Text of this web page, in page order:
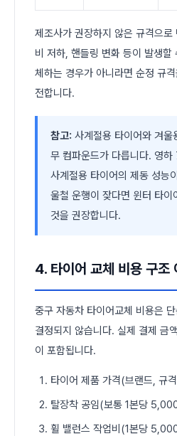
제조사가 권장하지 않은 규격으
비 저하, 핸들링 변화 등이 발생
체하는 경우가 아니라면 순정 규
전합니다.
참고: 사계절용 타이어와 겨
무 컴파운드가 다릅니다. 영
사계절용 타이어의 제동 성능
울철 운행이 잦다면 윈터 타이
것을 권장합니다.
4. 타이어 교체 비용 구조
중구 자동차 타이어교체 비용은
결정되지 않습니다. 실제 결제 금
이 포함됩니다.
타이어 제품 가격(브랜드, 규
탈장착 공임(보통 1본당
휠 밸런스 작업비(1본당